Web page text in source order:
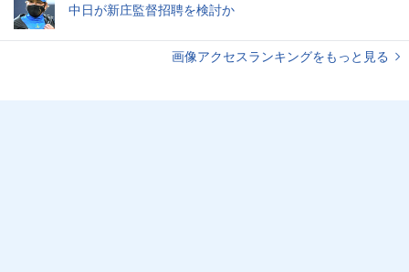
中日が新庄監督招聘を検討か
画像アクセスランキングをもっと見る